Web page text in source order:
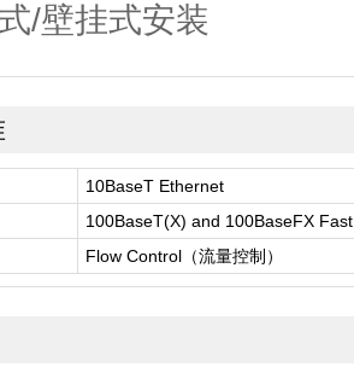
/壁挂式安装
10BaseT Ethernet
100BaseT(X) and 100BaseFX
Flow Control（流量控制）